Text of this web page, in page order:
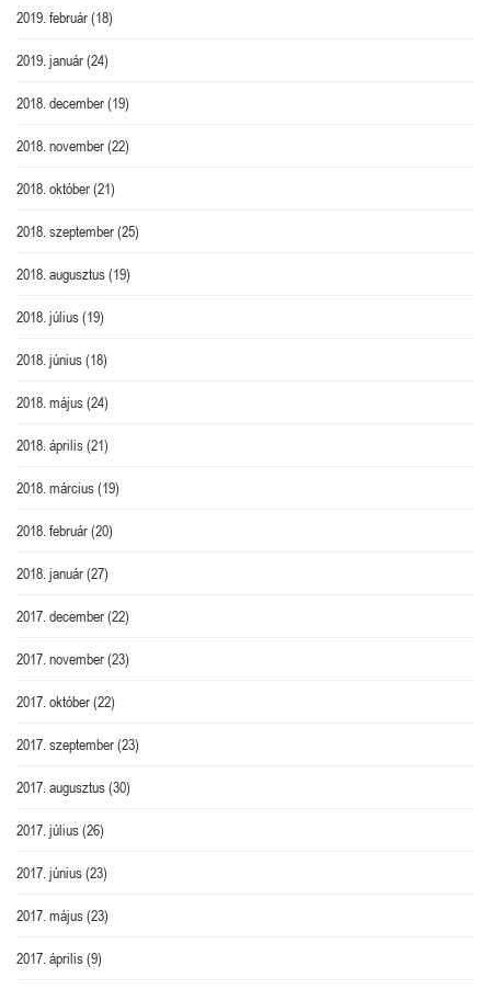
2019. február(18)
2019. január(24)
2018. december(19)
2018. november(22)
2018. október(21)
2018. szeptember(25)
2018. augusztus(19)
2018. július(19)
2018. június(18)
2018. május(24)
2018. április(21)
2018. március(19)
2018. február(20)
2018. január(27)
2017. december(22)
2017. november(23)
2017. október(22)
2017. szeptember(23)
2017. augusztus(30)
2017. július(26)
2017. június(23)
2017. május(23)
2017. április(9)